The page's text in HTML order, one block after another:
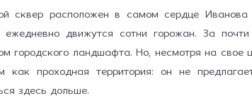
сквер расположен в самом сердце
ежедневно движутся сотни горожан. За
городского ландшафта. Но, несмотря на своё
как проходная территория: он не
здесь дольше.